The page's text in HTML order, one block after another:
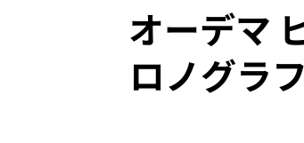
オーデマ
ロノグラ